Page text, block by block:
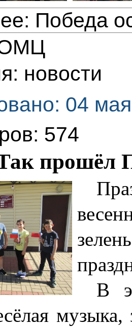
Победа
новости
04
574
прошёл
В